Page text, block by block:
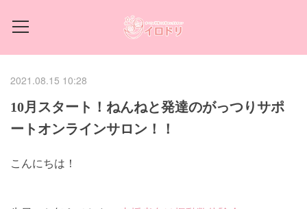
2021.08.15 10:28
10月スタート！ねんねと発達のがっつりサポ
ートオンラインサロン！！
こんにちは！